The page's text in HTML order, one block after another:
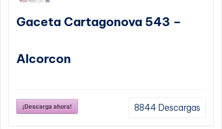
Gaceta Cartagonova 543 –
Alcorcon
¡Descarga ahora! 8844 Descargas